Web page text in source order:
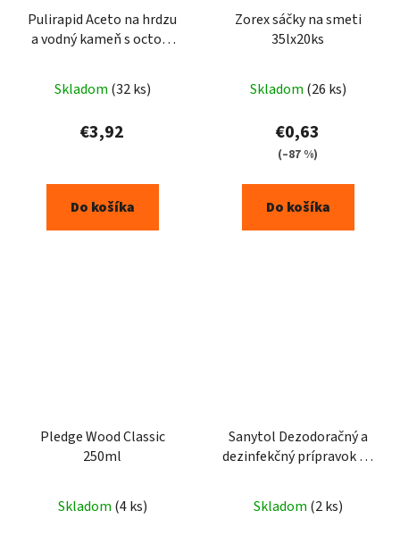
Pulirapid Aceto na hrdzu
a vodný kameň s octom
Skladom (32 ks)
€3,92
Do košíka
Zorex sáčky na smeti
35lx20ks
Skladom (26 ks)
€0,63
(–87 %)
Do košíka
Pledge Wood Classic
250ml
Skladom (4 ks)
Sanytol Dezodoračný a
dezinfekčný prípravok na
Skladom (2 ks)